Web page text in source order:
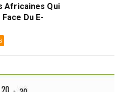
Africaines Qui
Du E-